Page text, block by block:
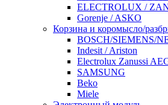
ELECTROLUX /
Gorenje / ASKO
Корзина и коромысло/
BOSCH/SIEMENS/
Indesit / Ariston
Electrolux Zanussi
SAMSUNG
Beko
Miele